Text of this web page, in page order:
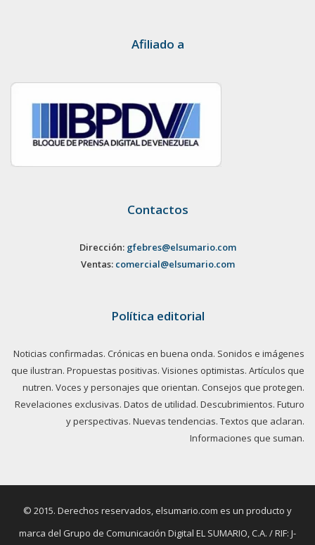
Afiliado a
Contactos
Dirección: gfebres@elsumario.com
Ventas: comercial@elsumario.com
Política editorial
Noticias confirmadas. Crónicas en buena onda. Sonidos e imágenes
que ilustran. Propuestas positivas. Visiones optimistas. Artículos que
nutren. Voces y personajes que orientan. Consejos que protegen.
Revelaciones exclusivas. Datos de utilidad. Descubrimientos. Futuro
y perspectivas. Nuevas tendencias. Textos que aclaran.
Informaciones que suman.
© 2015. Derechos reservados, elsumario.com es un producto y
marca del Grupo de Comunicación Digital EL SUMARIO, C.A. / RIF: J-